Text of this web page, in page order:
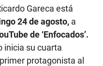
Gareca está
24 de agosto, a
de ‘Enfocados’.
inicia su cuarta
protagonista al